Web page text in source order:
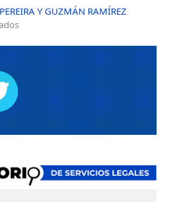
Y GUZMÁN RAMÍREZ